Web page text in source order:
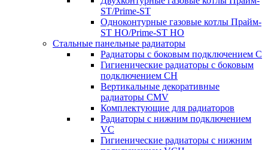
ST/Prime-ST
Одноконтурные газовые котлы Прайм-
ST HO/Prime-ST HO
Стальные панельные радиаторы
Радиаторы c боковым подключением C
Гигиенические радиаторы c боковым
подключением CH
Вертикальные декоративные
радиаторы CMV
Комплектующие для радиаторов
Радиаторы c нижним подключением
VC
Гигиенические радиаторы c нижним